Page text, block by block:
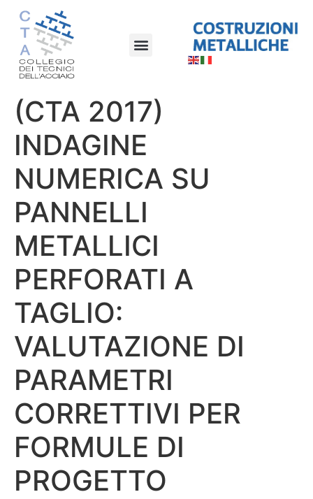
(CTA 2017)
INDAGINE
NUMERICA SU
PANNELLI
METALLICI
PERFORATI A
TAGLIO:
VALUTAZIONE DI
PARAMETRI
CORRETTIVI PER
FORMULE DI
PROGETTO